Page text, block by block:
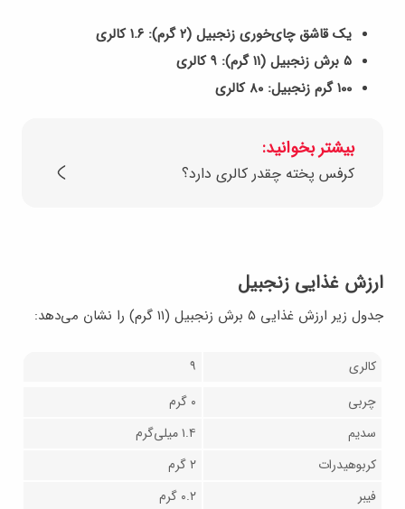
یک قاشق چای‌خوری زنجبیل (۲ گرم): ۱.۶ کالری
۵ برش زنجبیل (۱۱ گرم): ۹ کالری
۱۰۰ گرم زنجبیل: ۸۰ کالری
بیشتر بخوانید:
کرفس پخته چقدر کالری دارد؟
ارزش غذایی زنجبیل
جدول زیر ارزش غذایی ۵ برش زنجبیل (۱۱ گرم) را نشان می‌دهد:
کالری
۹
چربی
۰ گرم
سدیم
۱.۴ میلی‌گرم
کربوهیدرات
۲ گرم
فیبر
۰.۲ گرم